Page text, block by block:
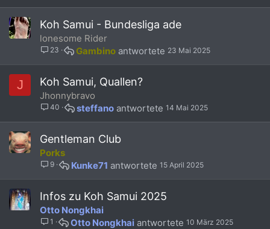
i
t
o
)
Koh Samui - Bundesliga ade
lonesome Rider
23 23 Mai 2025
Gambino
J Koh Samui, Quallen?
Jhonnybravo
40 14 Mai 2025
steffano
Gentleman Club
Porks
9 15 April 2025
Kunke71
Infos zu Koh Samui 2025
Otto Nongkhai
1 10 März 2025
Otto Nongkhai